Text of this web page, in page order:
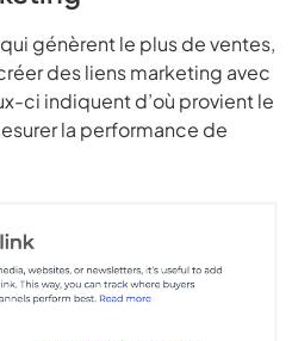
génèrent le plus de ventes,
des liens marketing avec
ci indiquent d’où provient le
la performance de